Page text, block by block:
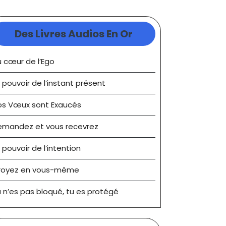
Des Livres Audios En Or
cœur de l’Ego
pouvoir de l’instant présent
Vœux sont Exaucés
et vous recevrez
pouvoir de l’intention
en vous-même
n’es pas bloqué, tu es protégé